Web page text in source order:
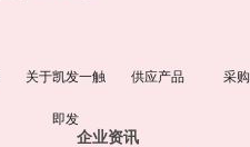
关于凯发一触
即发
供应产品 采
企业资讯